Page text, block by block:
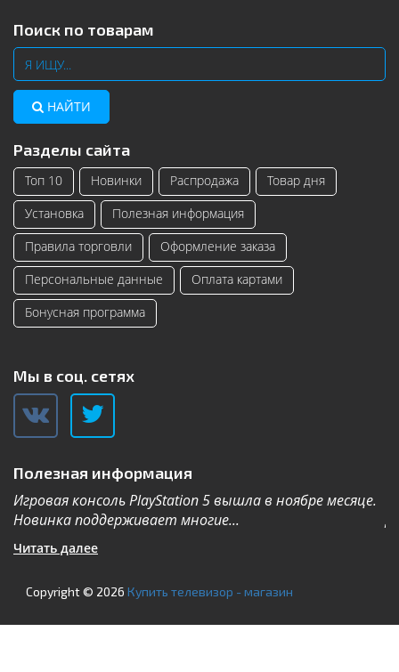
Поиск по товарам
НАЙТИ
Разделы сайта
Топ 10 Новинки Распродажа
Товар дня
Установка
Полезная информация
Правила торговли
Оформление заказа
Персональные данные
Оплата картами
Бонусная программа
Мы в соц. сетях
Полезная информация
Игровая консоль PlayStation 5 вышла в ноябре месяце.
Новинка поддерживает многие...
Читать далее
Copyright © 2026 Купить телевизор - магазин